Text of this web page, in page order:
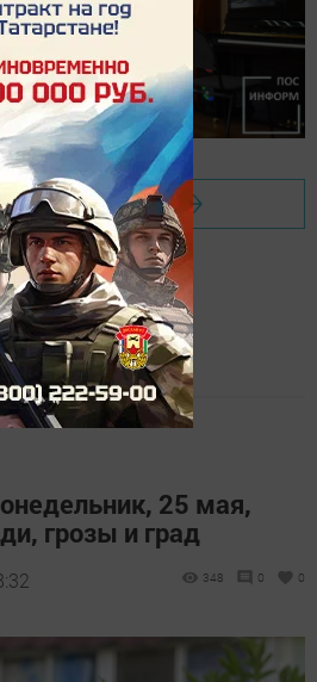
новости
25 мая,
грозы и град
348 0 0